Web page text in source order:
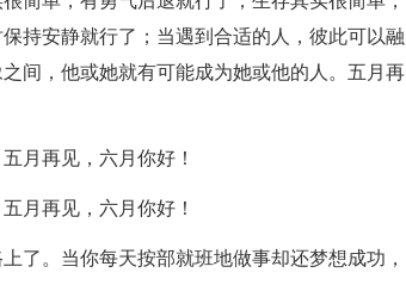
持安静就行了；当遇到合适的人，彼此可以融
间，他或她就有可能成为她或他的人。五月再
月再见，六月你好！
月再见，六月你好！
了。当你每天按部就班地做事却还梦想成功，